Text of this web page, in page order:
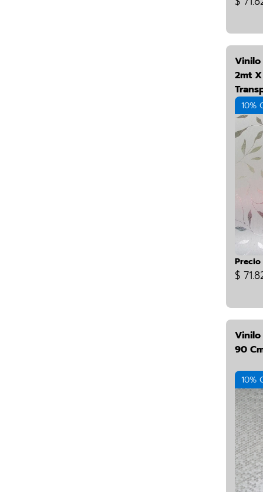
Vinilo
2mt
10%
Precio
$
90
10%